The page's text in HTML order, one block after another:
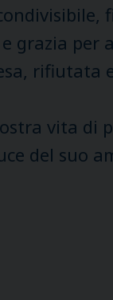
grazia per
rifiutata
vita di
del suo